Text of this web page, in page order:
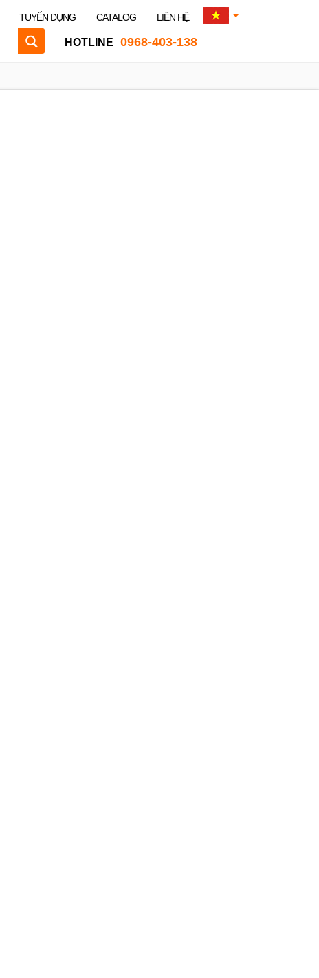
TUYỂN DỤNG CATALOG LIÊN HỆ
HOTLINE 0968-403-138